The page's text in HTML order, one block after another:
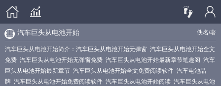
佚名/著
汽车巨头从电池开始
汽车巨头从电池开始简介： 汽车巨头从电池开始无弹窗 汽车巨头从电池开始全文
免费 汽车巨头从电池开始无弹窗免费 汽车巨头从电池开始最新章节笔趣阁 汽车
巨头从电池开始最新章节 汽车巨头从电池开始全文免费阅读软件 汽车电池品
牌 汽车巨头从电池开始免费阅读软件 汽车巨头从电池开始阅读 汽车巨头从电池